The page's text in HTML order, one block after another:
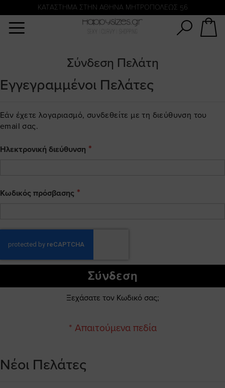
KATΑΣΤΗΜΑ ΣΤΗΝ ΑΘΗΝΑ ΜΗΤΡΟΠΟΛΕΩΣ 56
Σύνδεση Πελάτη
Εγγεγραμμένοι Πελάτες
Εάν έχετε λογαριασμό, συνδεθείτε με τη διεύθυνση του
email σας.
Ηλεκτρονική διεύθυνση
Κωδικός πρόσβασης
Σύνδεση
Ξεχάσατε τον Κωδικό σας;
Νέοι Πελάτες
Αναζήτηση